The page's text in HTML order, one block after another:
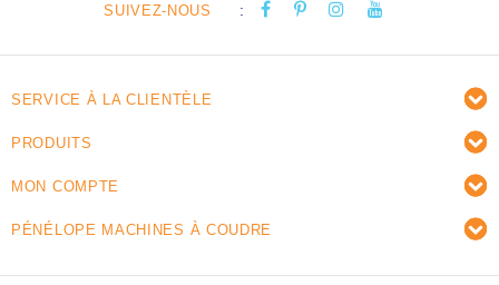
SUIVEZ-NOUS :
SERVICE À LA CLIENTÈLE
PRODUITS
MON COMPTE
PÉNÉLOPE MACHINES À COUDRE